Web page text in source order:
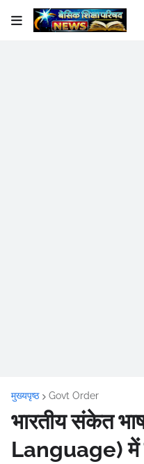
मुख्यपृष्ठ Govt Order
भारतीय संकेत
Language) में